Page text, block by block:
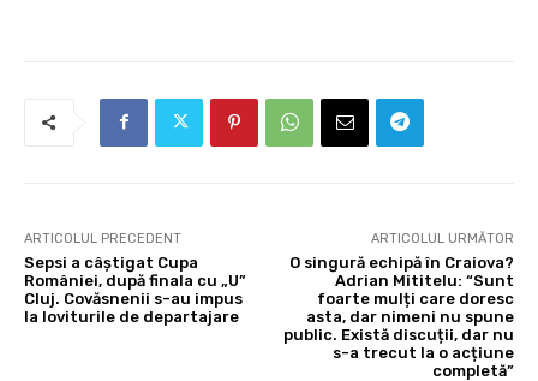
ARTICOLUL PRECEDENT
Sepsi a câștigat Cupa
României, după finala cu „U”
Cluj. Covăsnenii s-au impus
la loviturile de departajare
ARTICOLUL URMĂTOR
O singură echipă în Craiova?
Adrian Mititelu: “Sunt
foarte mulți care doresc
asta, dar nimeni nu spune
public. Există discuții, dar nu
s-a trecut la o acțiune
completă”